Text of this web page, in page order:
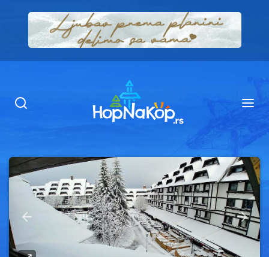
Ugostiteljstvo
Kop Info
Ski info
Ski škole
Ski renta